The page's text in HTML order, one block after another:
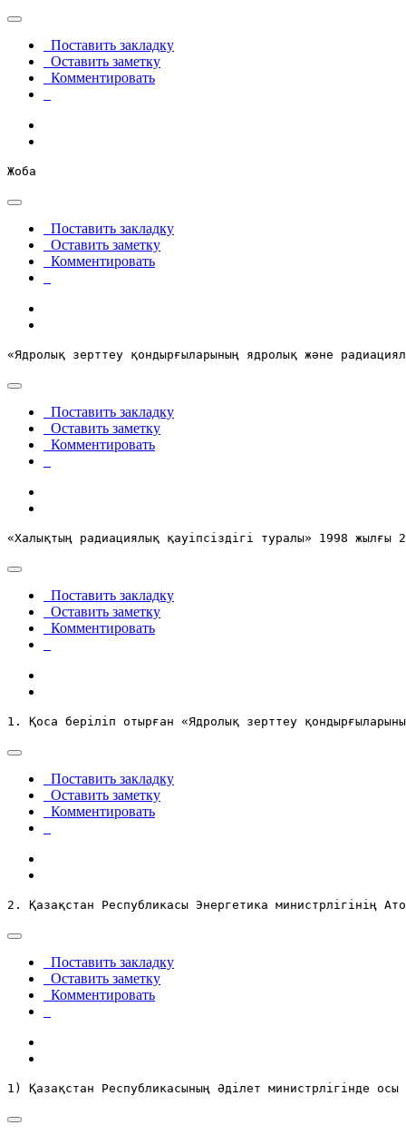
Поставить закладку
Оставить заметку
Комментировать
Жоба
Поставить закладку
Оставить заметку
Комментировать
«Ядролық зерттеу қондырғыларының ядролық және
Поставить закладку
Оставить заметку
Комментировать
«Халықтың радиациялық қауіпсіздігі туралы» 1998 жылғы
Поставить закладку
Оставить заметку
Комментировать
1. Қоса беріліп отырған «Ядролық зерттеу
Поставить закладку
Оставить заметку
Комментировать
2. Қазақстан Республикасы Энергетика министрлігінің
Поставить закладку
Оставить заметку
Комментировать
1) Қазақстан Республикасының Әділет министрлігінде